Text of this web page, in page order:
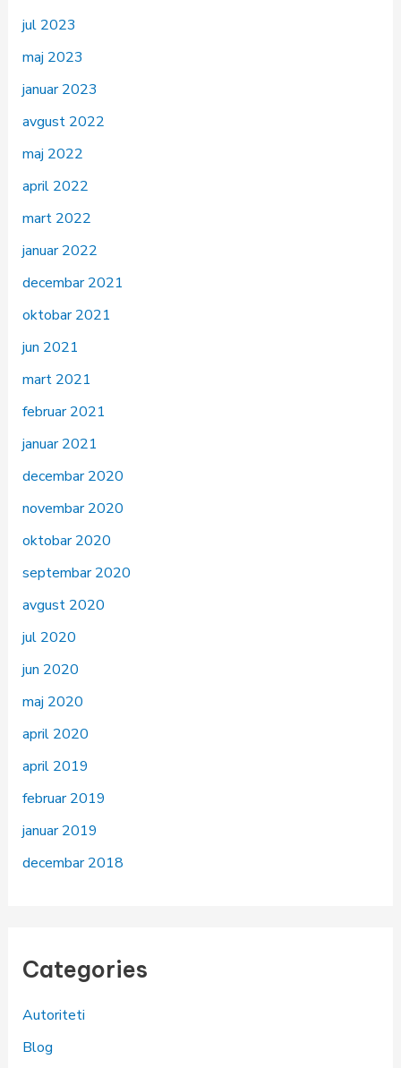
jul 2023
maj 2023
januar 2023
avgust 2022
maj 2022
april 2022
mart 2022
januar 2022
decembar 2021
oktobar 2021
jun 2021
mart 2021
februar 2021
januar 2021
decembar 2020
novembar 2020
oktobar 2020
septembar 2020
avgust 2020
jul 2020
jun 2020
maj 2020
april 2020
april 2019
februar 2019
januar 2019
decembar 2018
Categories
Autoriteti
Blog